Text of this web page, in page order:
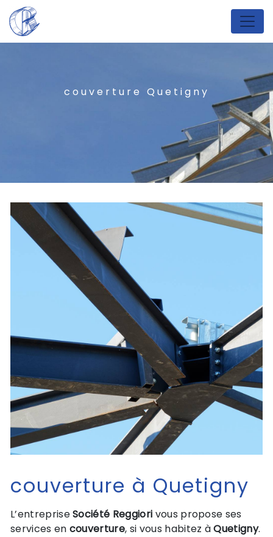
Panneau de gestion des cookies
couverture Quetigny
couverture à Quetigny
L’entrepriseSociété Reggiori vous propose ses
services en couverture, si vous habitez àQuetigny.